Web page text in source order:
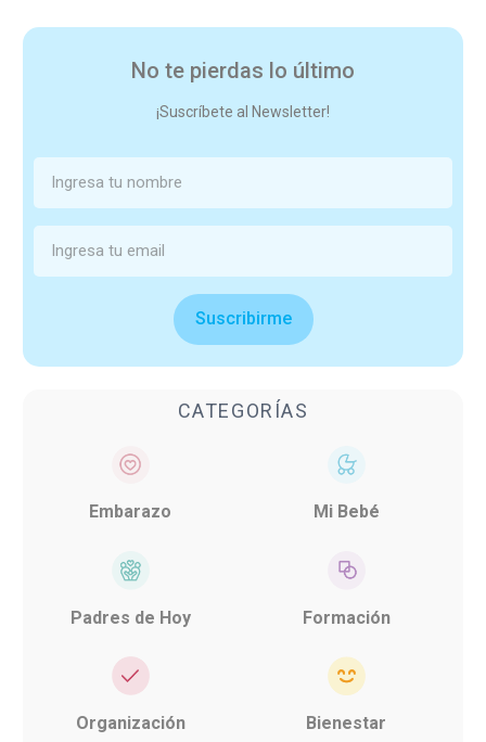
No te pierdas lo último
¡Suscríbete al Newsletter!
Suscribirme
CATEGORÍAS
Embarazo Mi Bebé
Padres de Hoy Formación
Organización Bienestar